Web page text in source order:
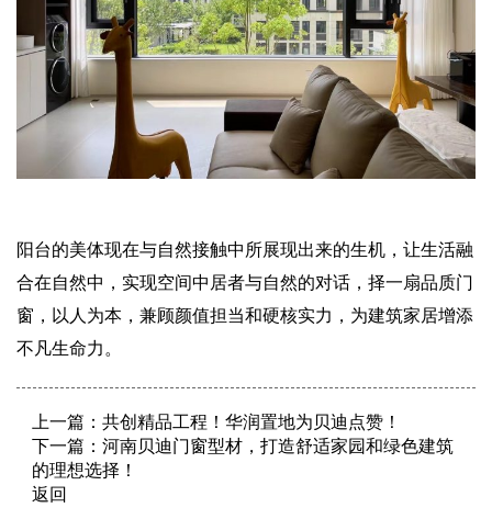
阳台的美体现在与自然接触中所展现出来的生机，让生活融
合在自然中，实现空间中居者与自然的对话，择一扇品质门
窗，以人为本，兼顾颜值担当和硬核实力，为建筑家居增添
不凡生命力。
上一篇： 共创精品工程！华润置地为贝迪点赞！
下一篇： 河南贝迪门窗型材，打造舒适家园和绿色建筑
的理想选择！
返回